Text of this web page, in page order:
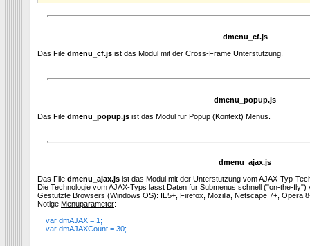
dmenu_cf.js
Das File dmenu_cf.js ist das Modul mit der Cross-Frame Unterstutzung.
dmenu_popup.js
Das File dmenu_popup.js ist das Modul fur Popup (Kontext) Menus.
dmenu_ajax.js
Das File dmenu_ajax.js ist das Modul mit der Unterstutzung vom AJAX-Typ-
Die Technologie vom AJAX-Typs lasst Daten fur Submenus schnell ("on-the-fly")
Gestutzte Browsers (Windows OS): IE5+, Firefox, Mozilla, Netscape 7+, Opera
Notige Menuparameter:
var dmAJAX = 1;
var dmAJAXCount = 30;